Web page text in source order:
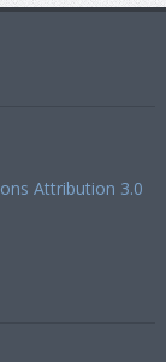
Attribution 3.0